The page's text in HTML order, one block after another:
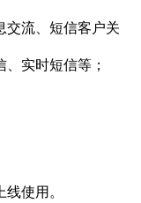
交流、短信客户关
实时短信等；
使用。